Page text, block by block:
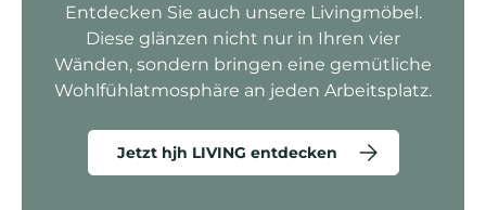
Entdecken Sie auch unsere Livingmöbel.
Diese glänzen nicht nur in Ihren vier
Wänden, sondern bringen eine gemütliche
Wohlfühlatmosphäre an jeden Arbeitsplatz.
Jetzt hjh LIVING entdecken